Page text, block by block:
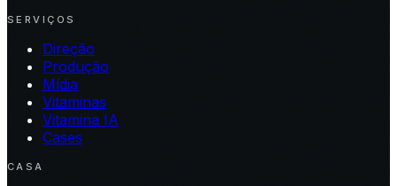
SERVIÇOS
Direção
Produção
Mídia
Vitaminas
Vitamina IA
Cases
CASA